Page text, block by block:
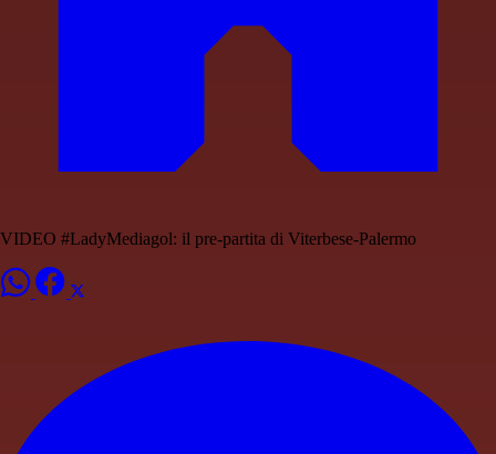
VIDEO #LadyMediagol: il pre-partita di Viterbese-Palermo